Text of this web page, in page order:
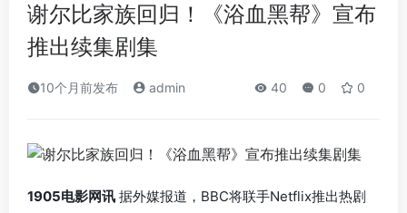
谢尔比家族回归！《浴血黑帮》宣布
推出续集剧集
10个月前发布 admin 40 0 0
1905电影网讯 据外媒报道，BBC将联手Netflix推出热剧